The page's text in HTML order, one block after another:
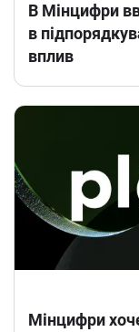
В Мінцифри
в
вплив
Мінцифри